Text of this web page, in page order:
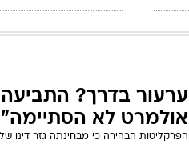
ערעור בדרך?
אולמרט לא הסתיימה"
הפרקליטות הבהירה כי מבחינתה גזר